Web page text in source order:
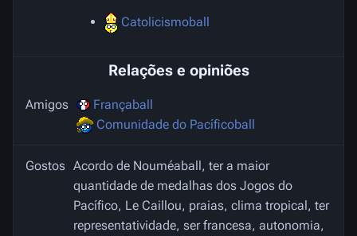
Catolicismoball
Relações e opiniões
Amigos
Françaball
Comunidade do Pacíficoball
Gostos Acordo de Nouméaball, ter a maior
quantidade de medalhas dos Jogos do
Pacífico, Le Caillou, praias, clima tropical, ter
representatividade, ser francesa, autonomia,